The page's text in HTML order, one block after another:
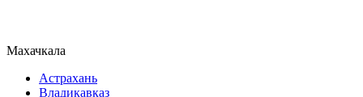
Махачкала
Астрахань
Владикавказ